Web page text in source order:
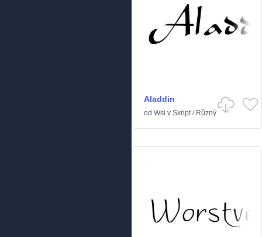
Aladdin
od Wsi v Skript/ Různý